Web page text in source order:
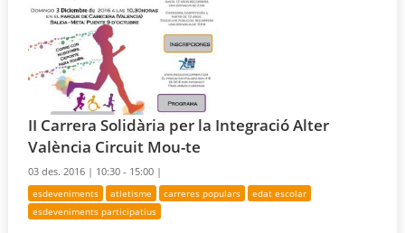
II Carrera Solidària per la Integració Alter
València Circuit Mou-te
03 des. 2016 | 10:30 - 15:00 |
esdeveniments atletisme carreres populars
edat escolar
esdeveniments participatius